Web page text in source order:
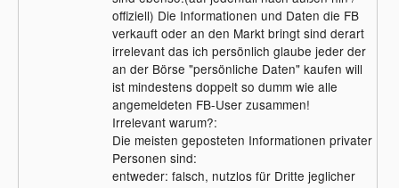
offiziell) Die Informationen und Daten die FB
verkauft oder an den Markt bringt sind derart
irrelevant das ich persönlich glaube jeder der
an der Börse "persönliche Daten" kaufen will
ist mindestens doppelt so dumm wie alle
angemeldeten FB-User zusammen!
Irrelevant warum?:
Die meisten geposteten Informationen privater
Personen sind:
entweder: falsch, nutzlos für Dritte jeglicher